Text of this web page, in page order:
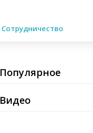
Сотрудничество
Популярное
Видео